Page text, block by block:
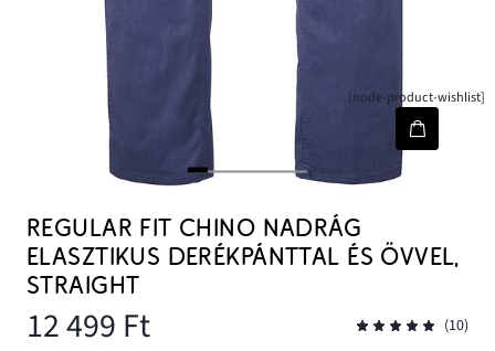
[node-product-wishlist]
REGULAR FIT CHINO NADRÁG
ELASZTIKUS DERÉKPÁNTTAL ÉS ÖVVEL,
STRAIGHT
12 499 Ft (10)